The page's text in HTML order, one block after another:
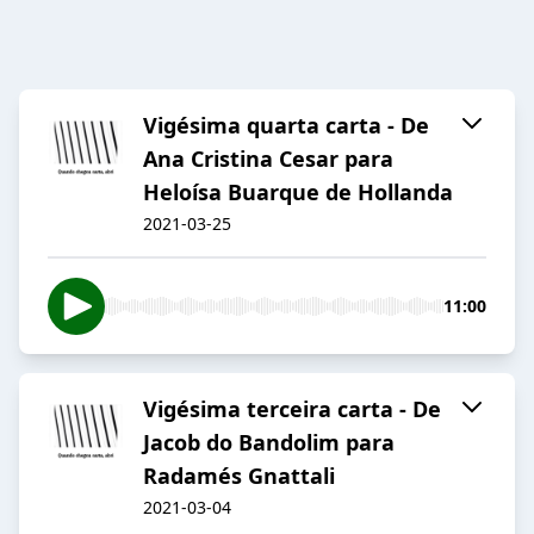
Vigésima quarta carta - De
Ana Cristina Cesar para
Heloísa Buarque de Hollanda
2021-03-25
11:00
Vigésima terceira carta - De
Jacob do Bandolim para
Radamés Gnattali
2021-03-04